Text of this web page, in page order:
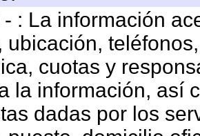
- : La información
ubicación,
cuotas y
la información, así
dadas por los